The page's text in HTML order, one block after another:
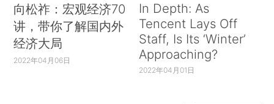
向松祚：宏观经济70
讲，带你了解国内外
经济大局
2022年04月06日
In Depth: As
Tencent Lays Off
Staff, Is Its ‘Winter’
Approaching?
2022年04月01日